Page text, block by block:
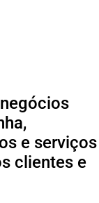
e serviços
clientes e